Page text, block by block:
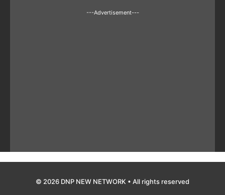
---Advertisement---
© 2026 DNP NEW NETWORK • All rights reserved